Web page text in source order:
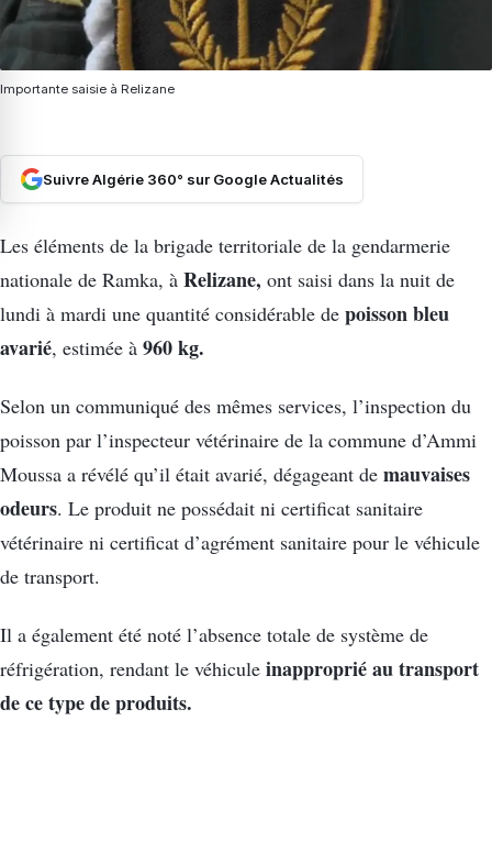
Importante saisie à Relizane
Suivre Algérie 360° sur Google Actualités
Les éléments de la brigade territoriale de la gendarmerie
nationale de Ramka, à Relizane, ont saisi dans la nuit de
lundi à mardi une quantité considérable de poisson bleu
avarié, estimée à 960 kg.
Selon un communiqué des mêmes services, l’inspection du
poisson par l’inspecteur vétérinaire de la commune d’Ammi
Moussa a révélé qu’il était avarié, dégageant de mauvaises
odeurs. Le produit ne possédait ni certificat sanitaire
vétérinaire ni certificat d’agrément sanitaire pour le véhicule
de transport.
Il a également été noté l’absence totale de système de
réfrigération, rendant le véhicule inapproprié au transport
de ce type de produits.